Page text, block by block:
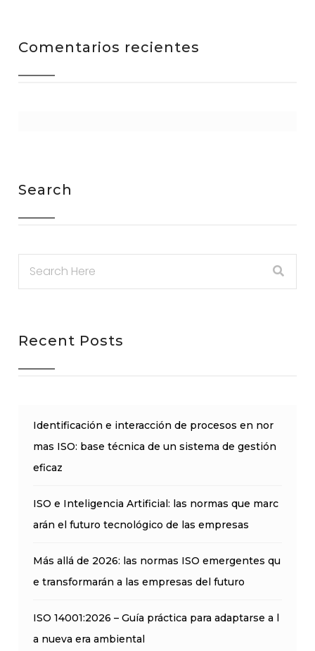
Comentarios recientes
Search
Recent Posts
Identificación e interacción de procesos en nor
mas ISO: base técnica de un sistema de gestión
eficaz
ISO e Inteligencia Artificial: las normas que marc
arán el futuro tecnológico de las empresas
Más allá de 2026: las normas ISO emergentes qu
e transformarán a las empresas del futuro
ISO 14001:2026 – Guía práctica para adaptarse a l
a nueva era ambiental